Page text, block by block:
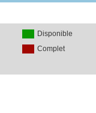
Disponible
Complet